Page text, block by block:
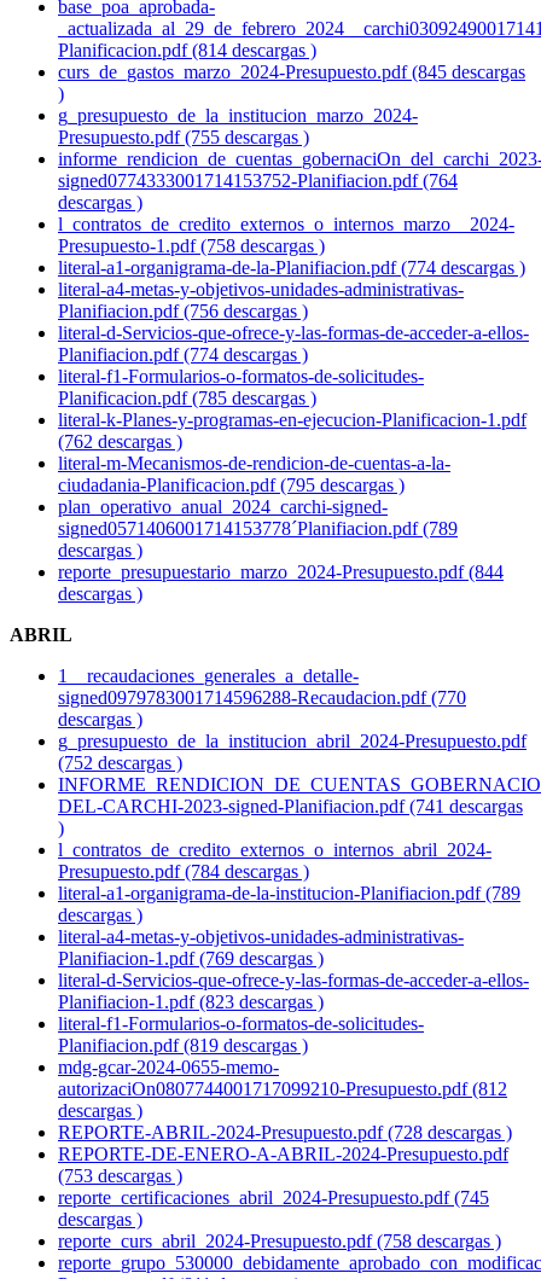
base_poa_aprobada-
Planificacion.pdf (814 descargas )
curs_de_gastos_marzo_2024-Presupuesto.pdf (845 descargas
)
g_presupuesto_de_la_institucion_marzo_2024-
Presupuesto.pdf (755 descargas )
signed0774333001714153752-Planifiacion.pdf (764
descargas )
l_contratos_de_credito_externos_o_internos_marzo__2024-
Presupuesto-1.pdf (758 descargas )
literal-a1-organigrama-de-la-Planifiacion.pdf (774 descargas )
literal-a4-metas-y-objetivos-unidades-administrativas-
Planifiacion.pdf (756 descargas )
literal-d-Servicios-que-ofrece-y-las-formas-de-acceder-a-ellos-
Planifiacion.pdf (774 descargas )
literal-f1-Formularios-o-formatos-de-solicitudes-
Planificacion.pdf (785 descargas )
literal-k-Planes-y-programas-en-ejecucion-Planificacion-1.pdf
(762 descargas )
literal-m-Mecanismos-de-rendicion-de-cuentas-a-la-
ciudadania-Planificacion.pdf (795 descargas )
plan_operativo_anual_2024_carchi-signed-
signed0571406001714153778´Planifiacion.pdf (789
descargas )
reporte_presupuestario_marzo_2024-Presupuesto.pdf (844
descargas )
ABRIL
1__recaudaciones_generales_a_detalle-
signed0979783001714596288-Recaudacion.pdf (770
descargas )
g_presupuesto_de_la_institucion_abril_2024-Presupuesto.pdf
(752 descargas )
DEL-CARCHI-2023-signed-Planifiacion.pdf (741 descargas
)
l_contratos_de_credito_externos_o_internos_abril_2024-
Presupuesto.pdf (784 descargas )
literal-a1-organigrama-de-la-institucion-Planifiacion.pdf (789
descargas )
literal-a4-metas-y-objetivos-unidades-administrativas-
Planifiacion-1.pdf (769 descargas )
literal-d-Servicios-que-ofrece-y-las-formas-de-acceder-a-ellos-
Planifiacion-1.pdf (823 descargas )
literal-f1-Formularios-o-formatos-de-solicitudes-
Planifiacion.pdf (819 descargas )
mdg-gcar-2024-0655-memo-
autorizaciOn0807744001717099210-Presupuesto.pdf (812
descargas )
REPORTE-ABRIL-2024-Presupuesto.pdf (728 descargas )
REPORTE-DE-ENERO-A-ABRIL-2024-Presupuesto.pdf
(753 descargas )
reporte_certificaciones_abril_2024-Presupuesto.pdf (745
descargas )
reporte_curs_abril_2024-Presupuesto.pdf (758 descargas )